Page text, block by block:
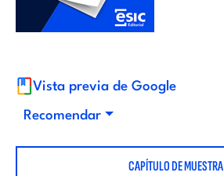
d
o
r
Vista previa de Google
Recomendar
CAPÍTULO DE MUESTRA